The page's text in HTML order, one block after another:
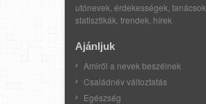
utónevek, érdekességek, tanácsok,
statisztikák, trendek, hírek
Ajánljuk
Amiről a nevek beszélnek
Családnév változtatás
Egészség